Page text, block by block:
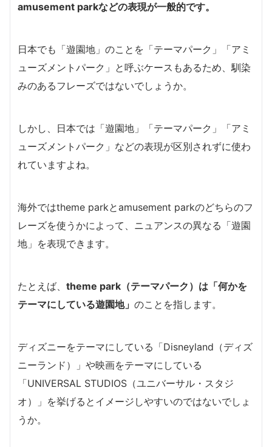
amusement parkなどの表現が一般的です。
日本でも「遊園地」のことを「テーマパーク」「アミ
ューズメントパーク」と呼ぶケースもあるため、馴染
みのあるフレーズではないでしょうか。
しかし、日本では「遊園地」「テーマパーク」「アミ
ューズメントパーク」などの表現が区別されずに使わ
れていますよね。
海外ではtheme parkとamusement parkのどちらのフ
レーズを使うかによって、ニュアンスの異なる「遊園
地」を表現できます。
たとえば、 theme park（テーマパーク）は「何かを
テーマにしている遊園地」 のことを指します。
ディズニーをテーマにしている「Disneyland（ディズ
ニーランド）」や映画をテーマにしている
「UNIVERSAL STUDIOS（ユニバーサル・スタジ
オ）」を挙げるとイメージしやすいのではないでしょ
うか。